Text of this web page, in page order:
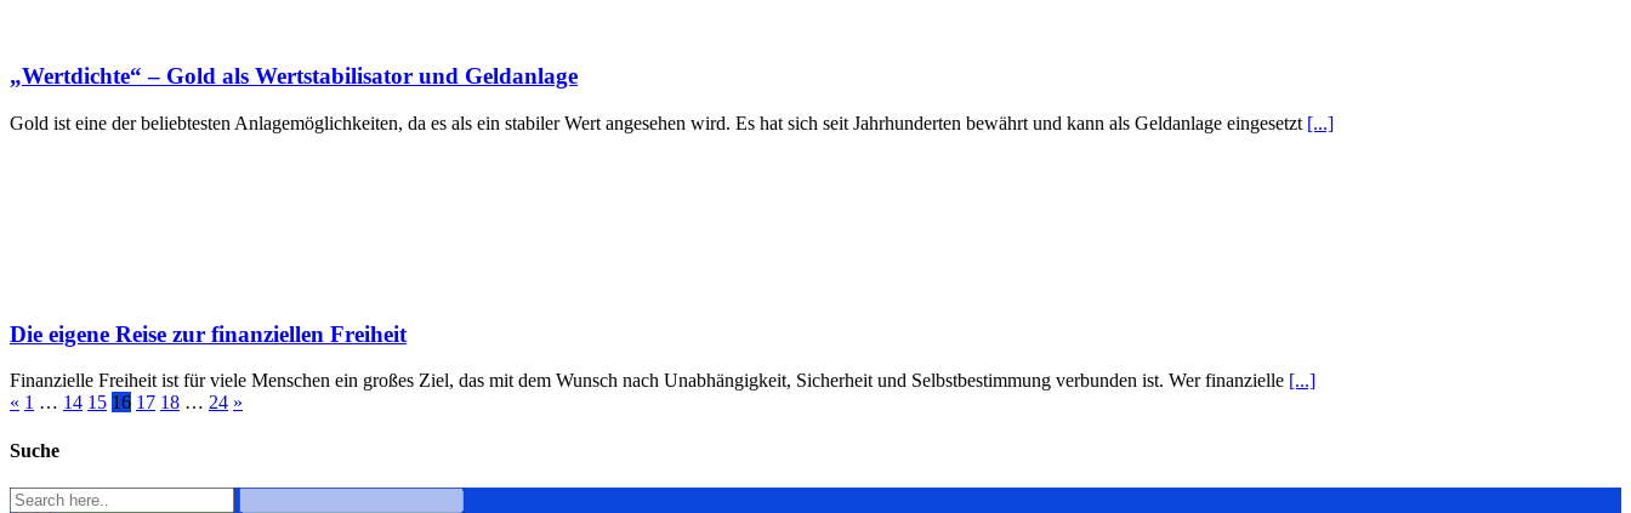
„Wertdichte“ – Gold als Wertstabilisator und Geldanlage
Gold ist eine der beliebtesten Anlagemöglichkeiten, da es als ein stabiler Wert angesehen wird. Es hat sich seit Jahrhunderten bewährt und kann als Geldanlage eingesetzt [...]
Die eigene Reise zur finanziellen Freiheit
Finanzielle Freiheit ist für viele Menschen ein großes Ziel, das mit dem Wunsch nach Unabhängigkeit, Sicherheit und Selbstbestimmung verbunden ist. Wer finanzielle [...]
« 1 … 14 15 16 17 18 … 24 »
Suche